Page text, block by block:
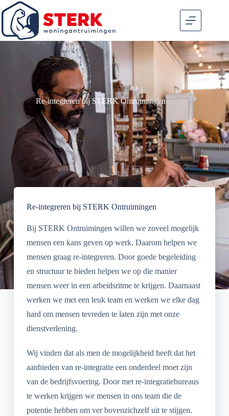
Re-integreren bij STERK Ontruimingen
Re-integreren bij STERK Ontruimingen
Bij STERK Ontruimingen willen we zoveel mogelijk
mensen een kans geven op werk. Daarom helpen we
mensen graag re-integreren. Door goede begeleiding
en structuur te bieden helpen we op die manier
mensen weer in een arbeidsritme te krijgen. Daarnaast
werken we met een leuk team en werken we elke dag
hard om mensen tevreden te laten zijn met onze
dienstverlening.
Wij vinden dat als men de mogelijkheid heeft dat het
aanbieden van re-integratie een onderdeel moet zijn
van de bedrijfsvoering. Door met re-integratiebureaus
te werken krijgen we mensen in ons team die de
potentie hebben om ver bovenzichzelf uit te stijgen.